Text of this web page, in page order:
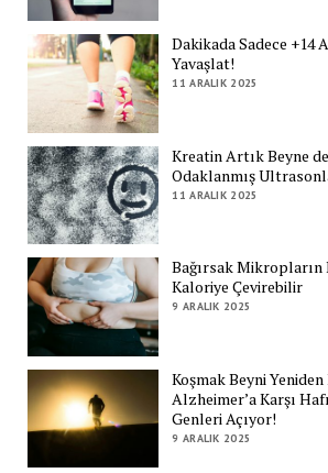
Dakikada Sadece +14
Yavaşlat!
11 ARALIK 2025
Kreatin Artık Beyne
Odaklanmış
11 ARALIK 2025
Bağırsak
Kaloriye Çevirebilir
9 ARALIK 2025
Koşmak Beyni
Alzheimer’a Karşı
Genleri Açıyor!
9 ARALIK 2025